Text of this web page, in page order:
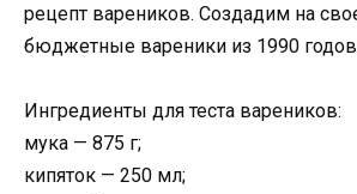
рецепт вареников. Создадим на
бюджетные вареники из 1990
Ингредиенты для теста вареников:
мука — 875 г;
кипяток — 250 мл;